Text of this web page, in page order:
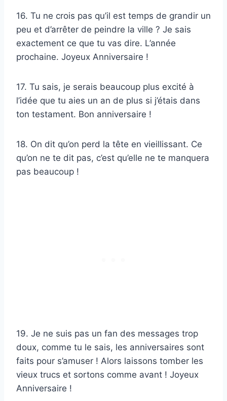
16. Tu ne crois pas qu’il est temps de grandir un
peu et d’arrêter de peindre la ville ? Je sais
exactement ce que tu vas dire. L’année
prochaine. Joyeux Anniversaire !
17. Tu sais, je serais beaucoup plus excité à
l’idée que tu aies un an de plus si j’étais dans
ton testament. Bon anniversaire !
18. On dit qu’on perd la tête en vieillissant. Ce
qu’on ne te dit pas, c’est qu’elle ne te manquera
pas beaucoup !
19. Je ne suis pas un fan des messages trop
doux, comme tu le sais, les anniversaires sont
faits pour s’amuser ! Alors laissons tomber les
vieux trucs et sortons comme avant ! Joyeux
Anniversaire !